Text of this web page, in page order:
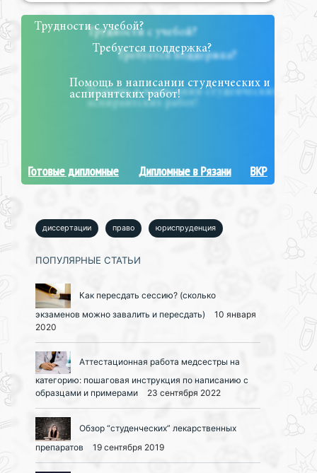
Трудности с учебой?
Требуется поддержка?
Помощь в написании студенческих и
аспирантских работ!
Готовые дипломные Дипломные в Рязани ВКР
диссертации право юриспруденция
ПОПУЛЯРНЫЕ СТАТЬИ
Как пересдать сессию? (сколько
экзаменов можно завалить и пересдать)
10 января
2020
Аттестационная работа медсестры на
категорию: пошаговая инструкция по написанию с
образцами и примерами
23 сентября 2022
Обзор “студенческих” лекарственных
препаратов
19 сентября 2019